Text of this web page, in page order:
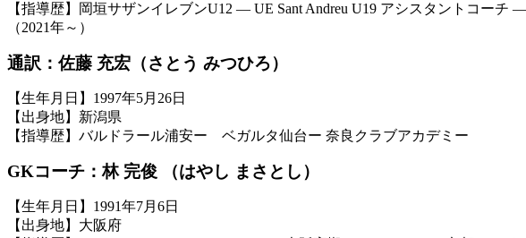
【指導歴】岡垣サザンイレブンU12 ― UE Sant Andreu U19 アシスタントコーチ
（2021年～）
通訳：佐藤 充宏（さとう みつひろ）
【生年月日】1997年5月26日
【出身地】新潟県
【指導歴】バルドラール浦安ー ベガルタ仙台ー 奈良クラブアカデミー
GKコーチ：林 完俊 （はやし まさとし）
【生年月日】1991年7月6日
【出身地】大阪府